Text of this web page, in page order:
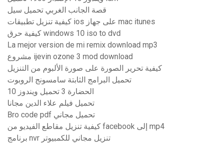
قصة الجانب الغربي تحميل سيل
كيفية تنزيل تطبيقات ios على جهاز mac itunes
كيفية حرق windows 10 iso to dvd
La mejor version de mi remix download mp3
مشروع ijevin ozone 3 mod download
كيفية تحرير الصورة على صورة الألبوم من التنزيل
تحميل البرامج الثابتة سامسونج الروبوت
الحضارة 3 تحميل ويندوز 10
تحميل فيلم علاء الدين مجانا
Bro code pdf تحميل مجاني
كيفية تنزيل مقاطع الفيديو من facebook إلى mp4
برنامج nvr تنزيل مجاني للكمبيوتر